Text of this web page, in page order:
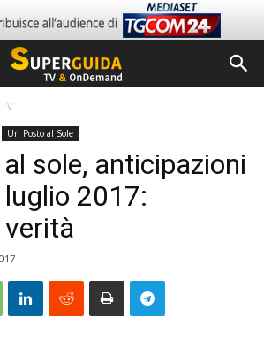
Un Posto al Sole
sole, anticipazioni
2017:
verità